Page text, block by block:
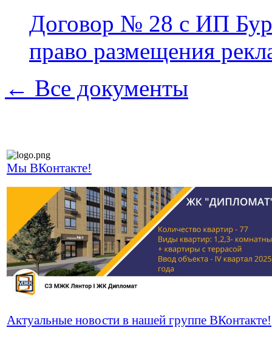
Договор № 28 с ИП
право размещения
← Все документы
Мы ВКонтакте!
Актуальные новости в нашей группе ВКонтакте!